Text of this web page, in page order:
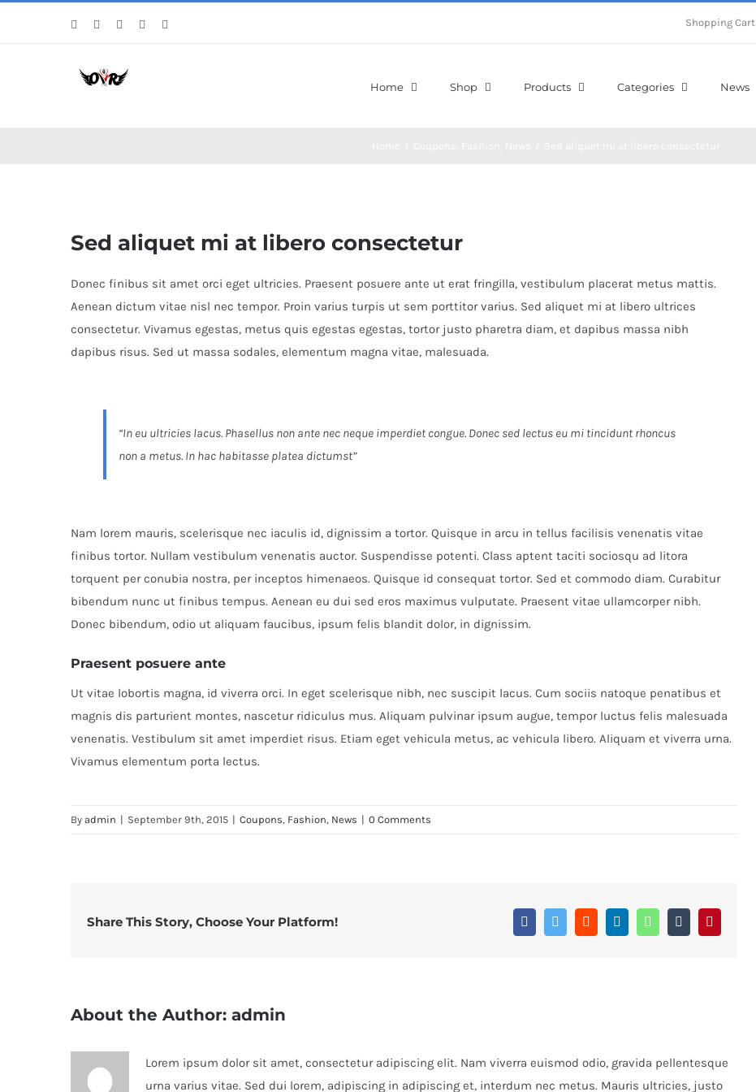
Facebook
TwitterInstagram
Pinterest Shopping Cart
Home Shop Products Categories News
Larger
Sed aliquet mi at libero consectetur
Donec finibus sit amet orci eget ultricies. Praesent posuere ante ut erat fringilla, vestibulum placerat metus mattis.
Aenean dictum vitae nisl nec tempor. Proin varius turpis ut sem porttitor varius. Sed aliquet mi at libero ultrices
consectetur. Vivamus egestas, metus quis egestas egestas, tortor justo pharetra diam, et dapibus massa nibh
dapibus risus. Sed ut massa sodales, elementum magna vitae, malesuada.
“In eu ultricies lacus. Phasellus non ante nec neque imperdiet congue. Donec sed lectus eu mi tincidunt rhoncus
non a metus. In hac habitasse platea dictumst”
Nam lorem mauris, scelerisque nec iaculis id, dignissim a tortor. Quisque in arcu in tellus facilisis venenatis vitae
finibus tortor. Nullam vestibulum venenatis auctor. Suspendisse potenti. Class aptent taciti sociosqu ad litora
torquent per conubia nostra, per inceptos himenaeos. Quisque id consequat tortor. Sed et commodo diam. Curabitur
bibendum nunc ut finibus tempus. Aenean eu dui sed eros maximus vulputate. Praesent vitae ullamcorper nibh.
Donec bibendum, odio ut aliquam faucibus, ipsum felis blandit dolor, in dignissim.
Praesent posuere ante
Ut vitae lobortis magna, id viverra orci. In eget scelerisque nibh, nec suscipit lacus. Cum sociis natoque penatibus et
magnis dis parturient montes, nascetur ridiculus mus. Aliquam pulvinar ipsum augue, tempor luctus felis malesuada
venenatis. Vestibulum sit amet imperdiet risus. Etiam eget vehicula metus, ac vehicula libero. Aliquam et viverra urna.
Vivamus elementum porta lectus.
By admin | September 9th, 2015 | Coupons, Fashion, News | 0 Comments
Share This Story, Choose Your Platform! FacebookTwitterRedditLinkedInWhatsAppTumblrPinterest
About the Author: admin
Lorem ipsum dolor sit amet, consectetur adipiscing elit. Nam viverra euismod odio, gravida pellentesque
urna varius vitae. Sed dui lorem, adipiscing in adipiscing et, interdum nec metus. Mauris ultricies, justo